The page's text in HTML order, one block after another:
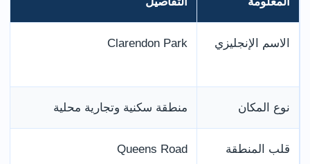
الاسم الإنجليزي
Clarendon Park
نوع المكان منطقة سكنية وتجارية محلية
قلب المنطقة
Queens Road